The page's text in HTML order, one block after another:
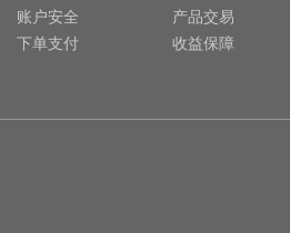
账户安全
下单支付
产品交易
收益保障